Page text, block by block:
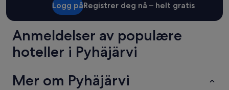
e
e
e
Logg påRegistrer deg nå – helt gratis
Anmeldelser av populære
hoteller i Pyhäjärvi
Mer om Pyhäjärvi